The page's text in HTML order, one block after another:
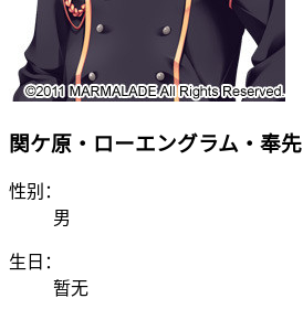
関ケ原・ローエングラム・奉先
性别：
男
生日：
暂无